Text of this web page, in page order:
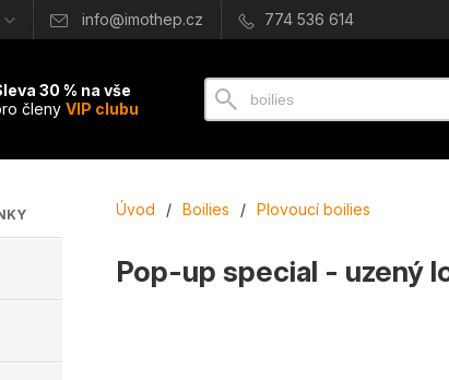
info@imothep.cz 774 536 614
30 % na vše
členy VIP clubu
Úvod / Boilies / Plovoucí boilies
Pop-up special - uzený